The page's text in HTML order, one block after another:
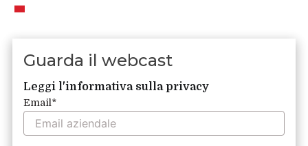
Guarda il webcast
Leggi l'informativa sulla privacy
Email *